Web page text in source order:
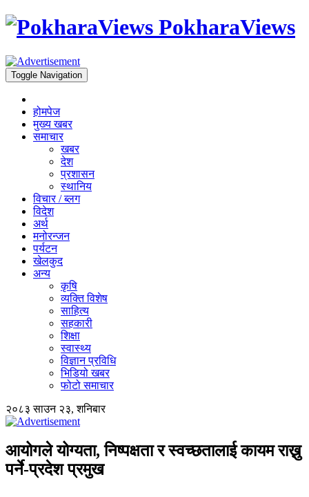
PokharaViews
Toggle Navigation
होमपेज
मुख्य खबर
समाचार
खबर
देश
प्रशासन
स्थानिय
विचार / ब्लग
विदेश
अर्थ
मनोरन्जन
पर्यटन
खेलकुद
अन्य
कृषि
व्यक्ति विशेष
साहित्य
सहकारी
शिक्षा
स्वास्थ्य
विज्ञान प्रविधि
भिडियो खबर
फोटो समाचार
२०८३ साउन २३, शनिबार
आयोगले योग्यता, निष्पक्षता र स्वच्छतालाई कायम राख्नु
पर्ने-प्रदेश प्रमुख